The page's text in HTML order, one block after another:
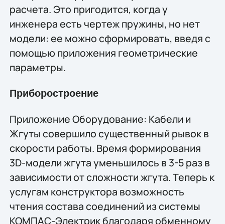
расчета. Это пригодится, когда у
инженера есть чертеж пружины, но нет
модели: ее можно сформировать, введя с
помощью приложения геометрические
параметры.
Приборостроение
Приложение Оборудование: Кабели и
Жгуты совершило существенный рывок в
скорости работы. Время формирования
3D-модели жгута уменьшилось в 3-5 раз в
зависимости от сложности жгута. Теперь к
услугам конструктора возможность
чтения состава соединений из системы
КОМПАС-Электрик благодаря обменному